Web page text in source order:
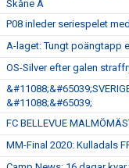
Skåne A
P08 inleder seriespelet
A-laget: Tungt poängtapp
OS-Silver efter galen
&#11088;&#65039;
FC BELLEVUE
MM-Final 2020: Kulladals